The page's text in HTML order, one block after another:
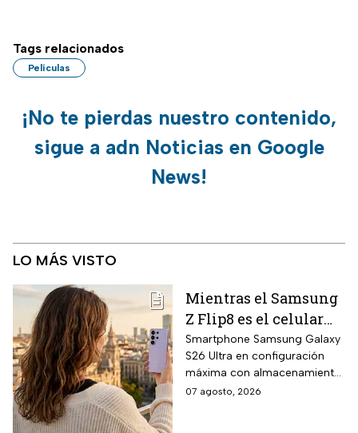
Tags relacionados
Películas
¡No te pierdas nuestro contenido,
sigue a adn Noticias en Google
News!
LO MÁS VISTO
Mientras el Samsung
Z Flip8 es el celular
más esperado,
Walmart está
rematando el Galaxy
S26 Ultra de 1TB a
Smartphone Samsung Galaxy
S26 Ultra en configuración
máxima con almacenamiento
UFS 4.1 de 1 terabyte, memoria
07 agosto, 2026